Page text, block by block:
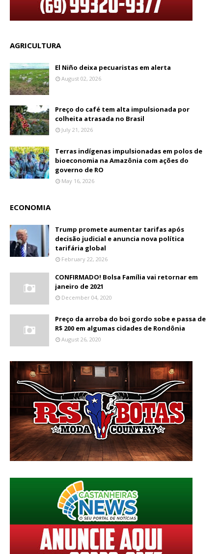
AGRICULTURA
El Niño deixa pecuaristas em alerta
August 02, 2026
Preço do café tem alta impulsionada por
colheita atrasada no Brasil
July 21, 2026
Terras indígenas impulsionadas em polos de
bioeconomia na Amazônia com ações do
governo de RO
May 16, 2026
ECONOMIA
Trump promete aumentar tarifas após
decisão judicial e anuncia nova política
tarifária global
February 22, 2026
CONFIRMADO! Bolsa Família vai retornar em
janeiro de 2021
December 04, 2020
Preço da arroba do boi gordo sobe e passa de
R$ 200 em algumas cidades de Rondônia
August 26, 2020